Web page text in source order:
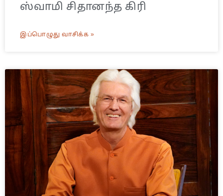
ஸ்வாமி சிதானந்த கிரி
இப்பொழுது வாசிக்க »